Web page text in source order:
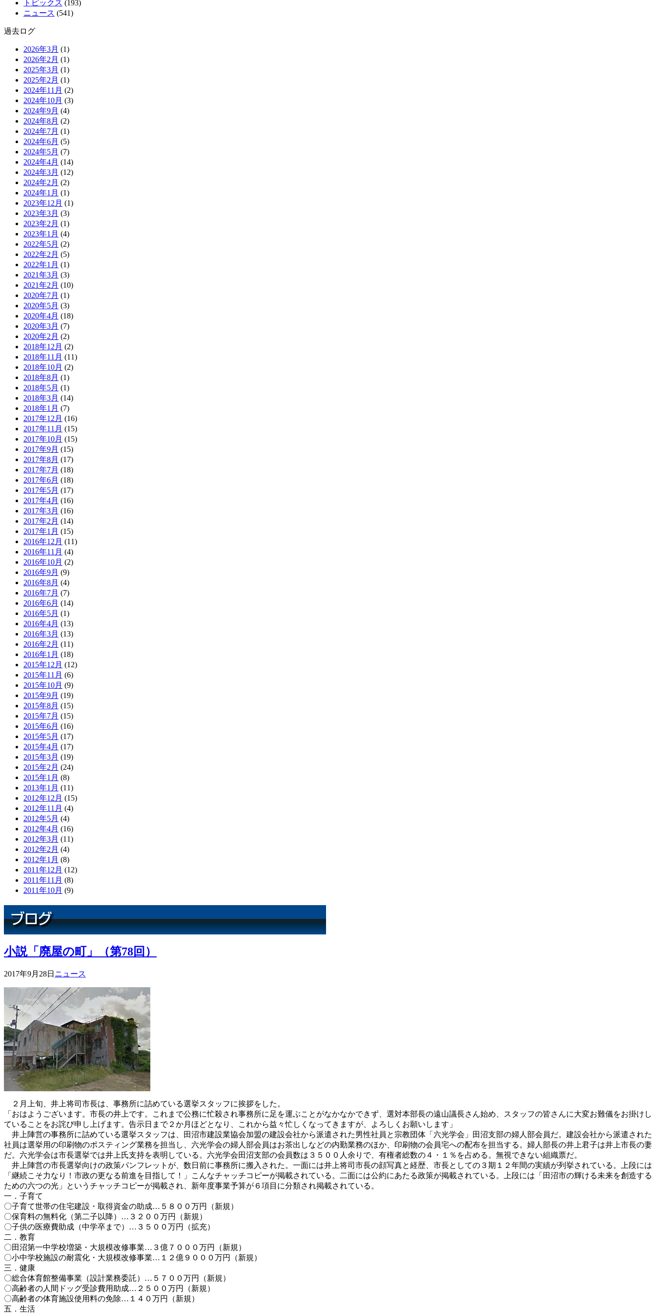
トピックス (193)
ニュース (541)
過去ログ
2026年3月 (1)
2026年2月 (1)
2025年3月 (1)
2025年2月 (1)
2024年11月 (2)
2024年10月 (3)
2024年9月 (4)
2024年8月 (2)
2024年7月 (1)
2024年6月 (5)
2024年5月 (7)
2024年4月 (14)
2024年3月 (12)
2024年2月 (2)
2024年1月 (1)
2023年12月 (1)
2023年3月 (3)
2023年2月 (1)
2023年1月 (4)
2022年5月 (2)
2022年2月 (5)
2022年1月 (1)
2021年3月 (3)
2021年2月 (10)
2020年7月 (1)
2020年5月 (3)
2020年4月 (18)
2020年3月 (7)
2020年2月 (2)
2018年12月 (2)
2018年11月 (11)
2018年10月 (2)
2018年8月 (1)
2018年5月 (1)
2018年3月 (14)
2018年1月 (7)
2017年12月 (16)
2017年11月 (15)
2017年10月 (15)
2017年9月 (15)
2017年8月 (17)
2017年7月 (18)
2017年6月 (18)
2017年5月 (17)
2017年4月 (16)
2017年3月 (16)
2017年2月 (14)
2017年1月 (15)
2016年12月 (11)
2016年11月 (4)
2016年10月 (2)
2016年9月 (9)
2016年8月 (4)
2016年7月 (7)
2016年6月 (14)
2016年5月 (1)
2016年4月 (13)
2016年3月 (13)
2016年2月 (11)
2016年1月 (18)
2015年12月 (12)
2015年11月 (6)
2015年10月 (9)
2015年9月 (19)
2015年8月 (15)
2015年7月 (15)
2015年6月 (16)
2015年5月 (17)
2015年4月 (17)
2015年3月 (19)
2015年2月 (24)
2015年1月 (8)
2013年1月 (11)
2012年12月 (15)
2012年11月 (4)
2012年5月 (4)
2012年4月 (16)
2012年3月 (11)
2012年2月 (4)
2012年1月 (8)
2011年12月 (12)
2011年11月 (8)
2011年10月 (9)
小説「廃屋の町」（第78回）
2017年9月28日 ニュース
２月上旬、井上将司市長は、事務所に詰めている選挙スタッフに挨拶をした。
「おはようございます。市長の井上です。これまで公務に忙殺され事務所に足を運ぶことがなかなかできず、選対本部長の遠山議長さん始め、スタッフの皆さんに大変お難儀をお掛けし
ていることをお詫び申し上げます。告示日まで２か月ほどとなり、これから益々忙しくなってきますが、よろしくお願いします」
井上陣営の事務所に詰めている選挙スタッフは、田沼市建設業協会加盟の建設会社から派遣された男性社員と宗教団体「六光学会」田沼支部の婦人部会員だ。建設会社から派遣された
社員は選挙用の印刷物のポスティング業務を担当し、六光学会の婦人部会員はお茶出しなどの内勤業務のほか、印刷物の会員宅への配布を担当する。婦人部長の井上君子は井上市長の妻
だ。六光学会は市長選挙では井上氏支持を表明している。六光学会田沼支部の会員数は３５００人余りで、有権者総数の４・１％を占める。無視できない組織票だ。
井上陣営の市長選挙向けの政策パンフレットが、数日前に事務所に搬入された。一面には井上将司市長の顔写真と経歴、市長としての３期１２年間の実績が列挙されている。上段には
「継続こそ力なり！市政の更なる前進を目指して！」こんなチャッチコピーが掲載されている。二面には公約にあたる政策が掲載されている。上段には「田沼市の輝ける未来を創造する
ための六つの光」というチャッチコピーが掲載され、新年度事業予算が６項目に分類され掲載されている。
一．子育て
〇子育て世帯の住宅建設・取得資金の助成…５８００万円（新規）
〇保育料の無料化（第二子以降）…３２００万円（新規）
〇子供の医療費助成（中学卒まで）…３５００万円（拡充）
二．教育
〇田沼第一中学校増築・大規模改修事業…３億７０００万円（新規）
〇小中学校施設の耐震化・大規模改修事業…１２億９０００万円（新規）
三．健康
〇総合体育館整備事業（設計業務委託）…５７００万円（新規）
〇高齢者の人間ドッグ受診費用助成…２５００万円（新規）
〇高齢者の体育施設使用料の免除…１４０万円（新規）
五．生活